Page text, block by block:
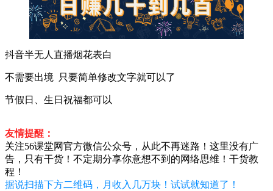
抖音半无人直播烟花表白
不需要出境 只要简单修改文字就可以了
节假日、生日祝福都可以
友情提醒：
关注56课堂网官方微信公众号，从此不再迷路！这里没有广
告，只有干货！不定期分享你意想不到的网络思维！干货教
程！
据说扫描下方二维码，月收入几万块！试试就知道了！